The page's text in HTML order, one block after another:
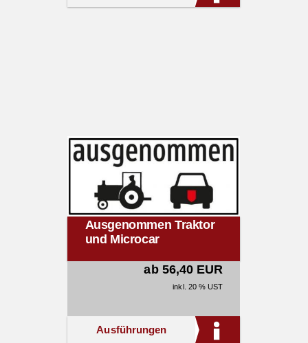
Ausgenommen Traktor
und Microcar
ab 56,40 EUR
inkl. 20 % UST
Ausführungen